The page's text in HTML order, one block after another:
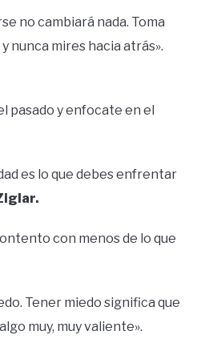
no cambiará nada. Toma
nunca mires hacia atrás».
pasado y enfocate en el
es lo que debes enfrentar
con menos de lo que
Tener miedo significa que
muy, muy valiente».